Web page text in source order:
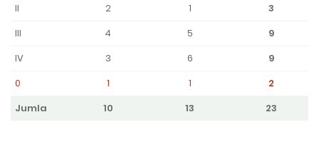
II
2 1
3
III
4 5
9
IV
3 6
9
0
1 1
2
Jumla
10 13 23